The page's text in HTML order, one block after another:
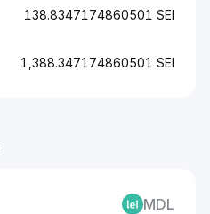
MDL
138.8347174860501 SEI
1,388.347174860501 SEI